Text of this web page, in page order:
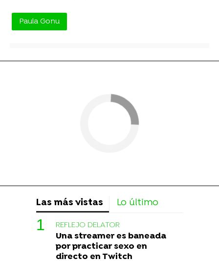
Paula Gonu
Las más vistas Lo último
REFLEJO DELATOR
Una streamer es baneada
por practicar sexo en
directo en Twitch